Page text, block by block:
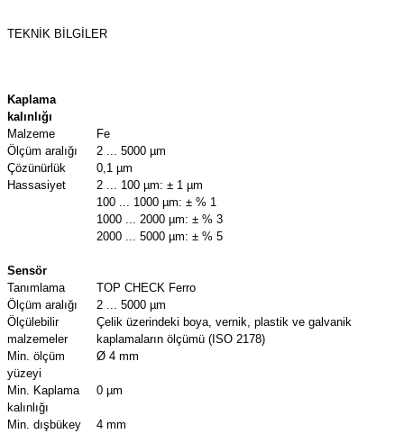
TEKNIK BILGILER
Kaplama
kalınlığı
Malzeme
Fe
Ölçüm aralığı
2 ... 5000 µm
Çözünürlük
0,1 µm
Hassasiyet
2 ... 100 µm: ± 1 µm
100 ... 1000 µm: ± % 1
1000 ... 2000 µm: ± % 3
2000 ... 5000 µm: ± % 5
Sensör
Tanımlama
TOP CHECK Ferro
Ölçüm aralığı
2 ... 5000 µm
Ölçülebilir
malzemeler
Çelik üzerindeki boya, vernik, plastik ve galvanik
kaplamaların ölçümü (ISO 2178)
Min. ölçüm
yüzeyi
Ø 4 mm
Min. Kaplama
kalınlığı
0 µm
Min. dışbükey
4 mm